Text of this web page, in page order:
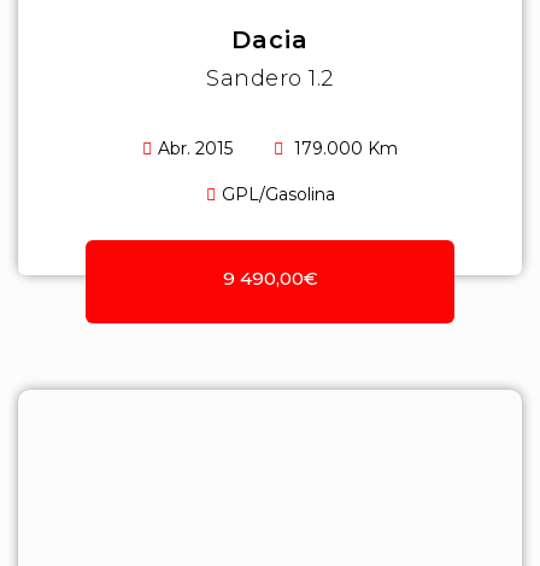
Dacia
Sandero 1.2
Abr. 2015 179.000 Km
GPL/Gasolina
9 490,00€